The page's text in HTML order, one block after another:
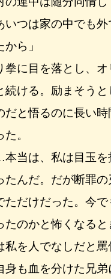
いつは家の中でも
ら」
に目を落とし、オ
続ける。励まそう
だと悟るのに長い
。
当は、私は目玉を
たんだ。だが断罪
ただけだった。今
たのかと怖くなる
私を人でなしだと
身も血を分けた兄